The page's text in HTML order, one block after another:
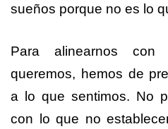
sueños porque no es lo
Para alinearnos
queremos, hemos de
a lo que sentimos. No
con lo que no